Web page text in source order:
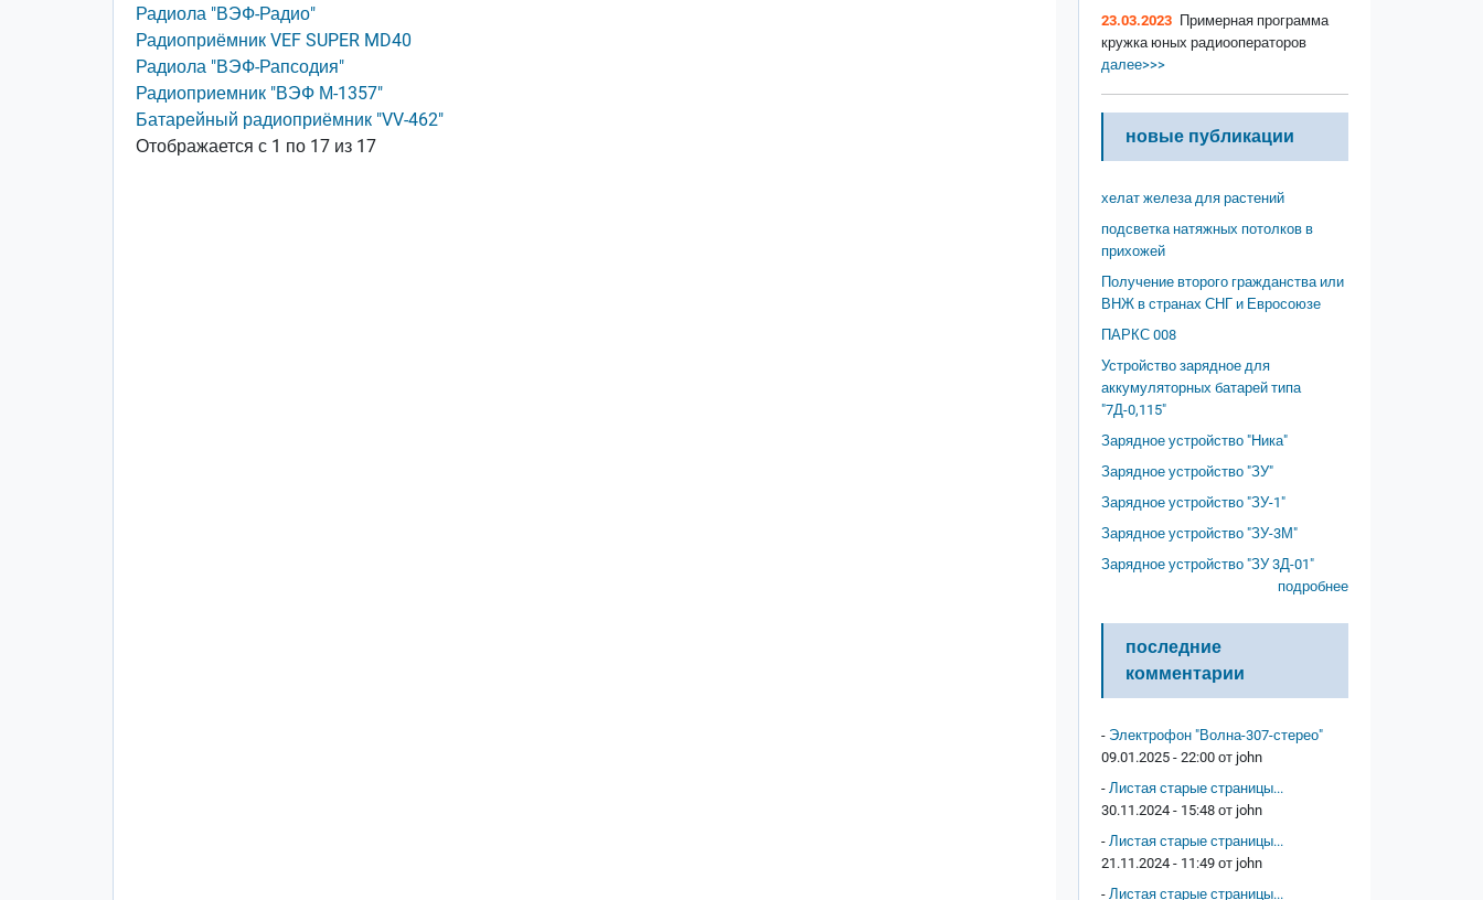
Радиола "ВЭФ-Радио"
Радиоприёмник VEF SUPER MD40
Радиола "ВЭФ-Рапсодия"
Радиоприемник "ВЭФ М-1357"
Батарейный радиоприёмник "VV-462"
Отображается с 1 по 17 из 17
23.03.2023 Примерная программа
кружка юных радиооператоров
далее>>>
новые публикации
хелат железа для растений
подсветка натяжных потолков в
прихожей
Получение второго гражданства или
ВНЖ в странах СНГ и Евросоюзе
ПАРКС 008
Устройство зарядное для
аккумуляторных батарей типа
"7Д-0,115"
Зарядное устройство "Ника"
Зарядное устройство "ЗУ"
Зарядное устройство "ЗУ-1"
Зарядное устройство "ЗУ-3М"
Зарядное устройство "ЗУ 3Д-01"
подробнее
последние
комментарии
- Электрофон "Волна-307-стерео"
09.01.2025 - 22:00 от john
- Листая старые страницы...
30.11.2024 - 15:48 от john
- Листая старые страницы...
21.11.2024 - 11:49 от john
- Листая старые страницы...